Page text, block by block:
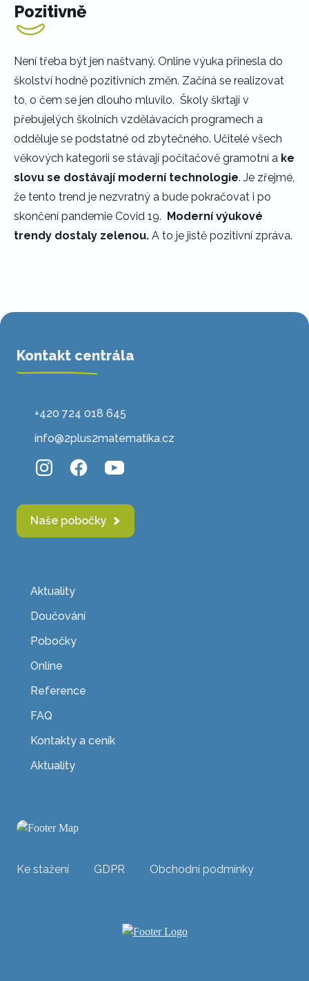
Pozitivně
Není třeba být jen naštvaný. Online výuka přinesla do
školství hodně pozitivních změn. Začíná se realizovat
to, o čem se jen dlouho mluvilo. Školy škrtají v
přebujelých školních vzdělávacích programech a
odděluje se podstatné od zbytečného. Učitelé všech
věkových kategorii se stávají počítačově gramotní a ke
slovu se dostávají moderní technologie. Je zřejmé,
že tento trend je nezvratný a bude pokračovat i po
skončení pandemie Covid 19. Moderní výukové
trendy dostaly zelenou. A to je jistě pozitivní zpráva.
Kontakt centrála
+420 724 018 645
info@2plus2matematika.cz
Naše pobočky
Aktuality
Doučování
Pobočky
Online
Reference
FAQ
Kontakty a ceník
Aktuality
Ke stažení GDPR Obchodní podmínky